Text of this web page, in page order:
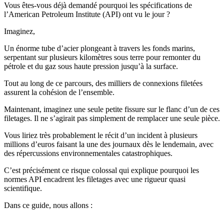
Vous êtes-vous déjà demandé pourquoi les spécifications de
l’American Petroleum Institute (API) ont vu le jour ?
Imaginez,
Un énorme tube d’acier plongeant à travers les fonds marins,
serpentant sur plusieurs kilomètres sous terre pour remonter du
pétrole et du gaz sous haute pression jusqu’à la surface.
Tout au long de ce parcours, des milliers de connexions filetées
assurent la cohésion de l’ensemble.
Maintenant, imaginez une seule petite fissure sur le flanc d’un de ces
filetages. Il ne s’agirait pas simplement de remplacer une seule pièce.
Vous liriez très probablement le récit d’un incident à plusieurs
millions d’euros faisant la une des journaux dès le lendemain, avec
des répercussions environnementales catastrophiques.
C’est précisément ce risque colossal qui explique pourquoi les
normes API encadrent les filetages avec une rigueur quasi
scientifique.
Dans ce guide, nous allons :